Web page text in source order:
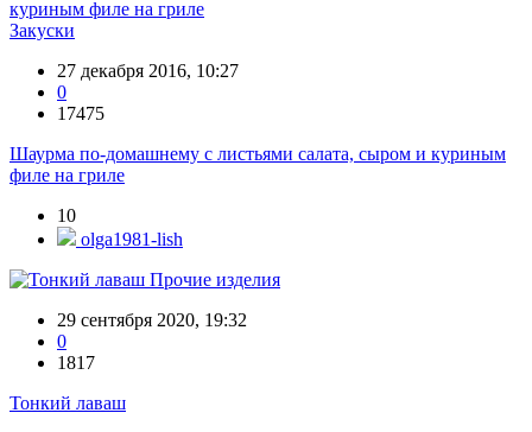
Закуски
27 декабря 2016, 10:27
0
17475
Шаурма по-домашнему с листьями салата, сыром и куриным
филе на гриле
10
olga1981-lish
Прочие изделия
29 сентября 2020, 19:32
0
1817
Тонкий лаваш